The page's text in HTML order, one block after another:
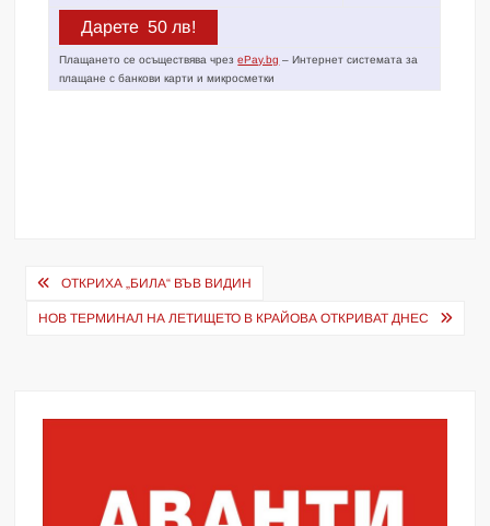
Плащането се осъществява чрезePay.bg – Интернет системата за
плащане с банкови карти и микросметки
Навигация
ОТКРИХА „БИЛА“ ВЪВ ВИДИН
НОВ ТЕРМИНАЛ НА ЛЕТИЩЕТО В КРАЙОВА ОТКРИВАТ ДНЕС